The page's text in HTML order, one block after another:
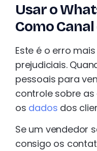
Usar o
Como
Este é o erro
prejudiciais.
pessoais para
controle sobre
os dados dos
Se um vendedor
consigo os